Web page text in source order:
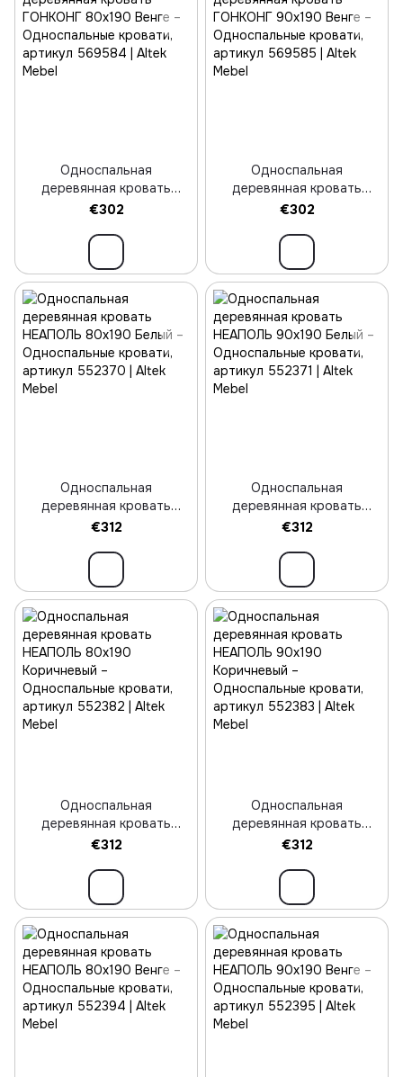
Односпальная
деревянная кровать
ГОНКОНГ 80х190 Венге
€302
Односпальная
деревянная кровать
ГОНКОНГ 90х190 Венге
€302
Односпальная
деревянная кровать
НЕАПОЛЬ 80х190 Белый
€312
Односпальная
деревянная кровать
НЕАПОЛЬ 90х190 Белый
€312
Односпальная
деревянная кровать
НЕАПОЛЬ 80х190
€312
Односпальная
деревянная кровать
НЕАПОЛЬ 90х190
€312